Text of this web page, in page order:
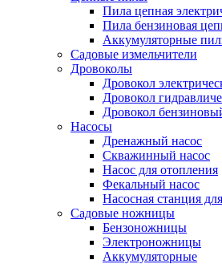
Пила цепная
Пила бензиновая
Аккумуляторные
Садовые измельчители
Дровоколы
Дровокол
Дровокол
Дровокол
Насосы
Дренажный насос
Скважинный насос
Насос для отопления
Фекальный насос
Насосная станция
Садовые ножницы
Бензоножницы
Электроножницы
Аккумуляторные